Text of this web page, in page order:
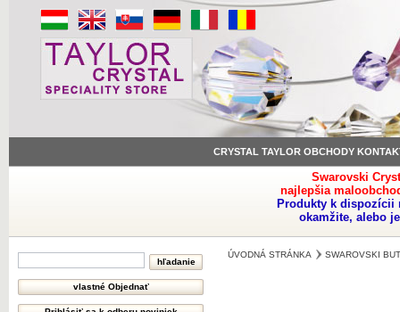
CRYSTAL TAYLOR OBCHODY
Swarovski
najlepšia
Produkty k dispozícii
okamžite, alebo
ÚVODNÁ STRÁNKA SWAROVSKI